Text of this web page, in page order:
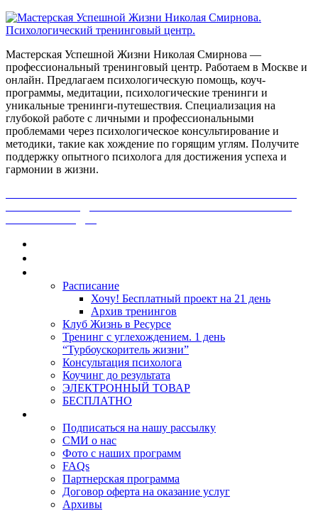
Мастерская Успешной Жизни Николая Смирнова —
профессиональный тренинговый центр. Работаем в Москве и
онлайн. Предлагаем психологическую помощь, коуч-
программы, медитации, психологические тренинги и
уникальные тренинги-путешествия. Специализация на
глубокой работе с личными и профессиональными
проблемами через психологическое консультирование и
методики, такие как хождение по горящим углям. Получите
поддержку опытного психолога для достижения успеха и
гармонии в жизни.
Расписание
Хочу! Бесплатный проект на 21 день
Архив тренингов
Клуб Жизнь в Ресурсе
Тренинг с углехождением. 1 день
“Турбоускоритель жизни”
Консультация психолога
Коучинг до результата
ЭЛЕКТРОННЫЙ ТОВАР
БЕСПЛАТНО
Подписаться на нашу рассылку
СМИ о нас
Фото с наших программ
FAQs
Партнерская программа
Договор оферта на оказание услуг
Архивы